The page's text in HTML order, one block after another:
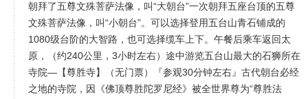
朝拜了五尊文殊菩萨法像，叫“大朝台”一次朝拜五座台顶的五尊
文殊菩萨法像，叫“小朝台”。可以选择登用五台山青石铺成的
1080级台阶的大智路，也可选择缆车上下。午餐后乘车返回太
原，（约240公里，3小时左右）途中游览五台山最大的石狮所在
寺院—【尊胜寺】（无门票）『参观30分钟左右』古代朝台必经
之地的寺院，因《佛顶尊胜陀罗尼经》被全世界尊为“尊胜法